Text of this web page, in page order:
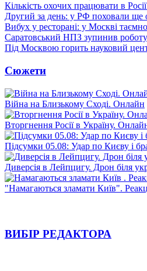
Кількість охочих працювати в
Другий за день: у РФ поховали ще
Вибух у ресторані: у Москві
Саратовський НПЗ зупинив
Під Москвою горить науковий
Сюжети
Війна на Близькому Сході. Онлайн
Вторгнення Росії в Україну.
Підсумки 05.08: Удар по Києву і
Диверсія в Лейпцигу. Дрон біля
"Намагаються зламати Київ".
ВИБІР РЕДАКТОРА